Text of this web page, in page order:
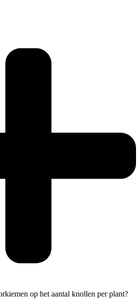
op het aantal knollen per plant?